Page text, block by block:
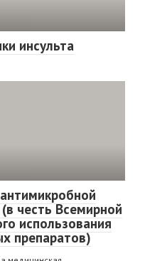
инсульта
честь Всемирной
использования
препаратов)